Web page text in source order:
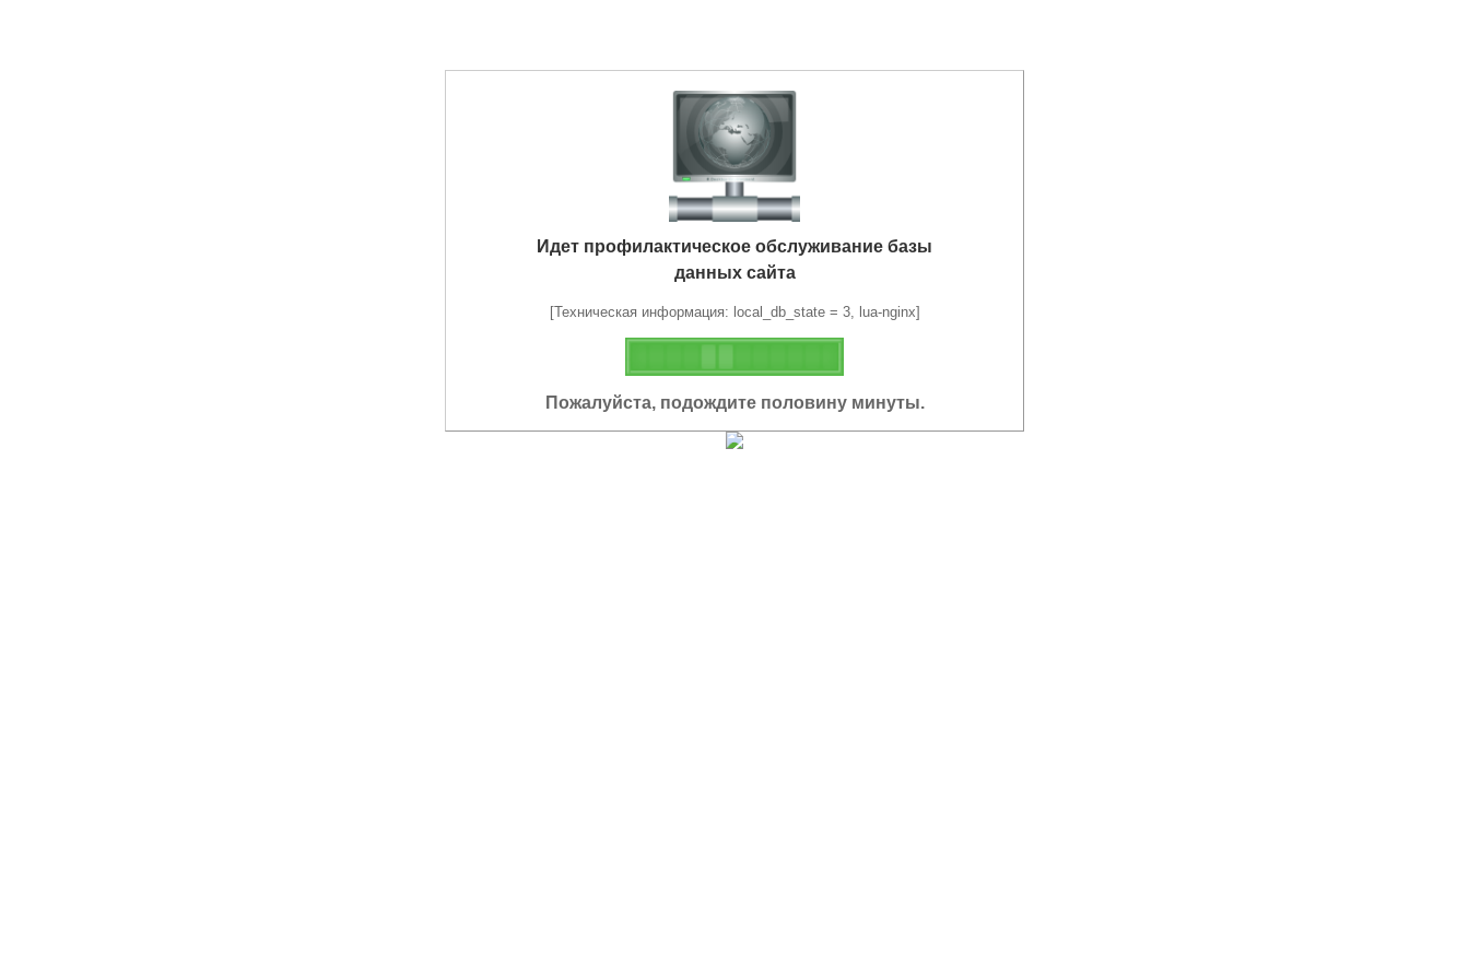
Идет профилактическое обслуживание базы
данных сайта
[Техническая информация: local_db_state = 3, lua-nginx]
Пожалуйста, подождите половину минуты.